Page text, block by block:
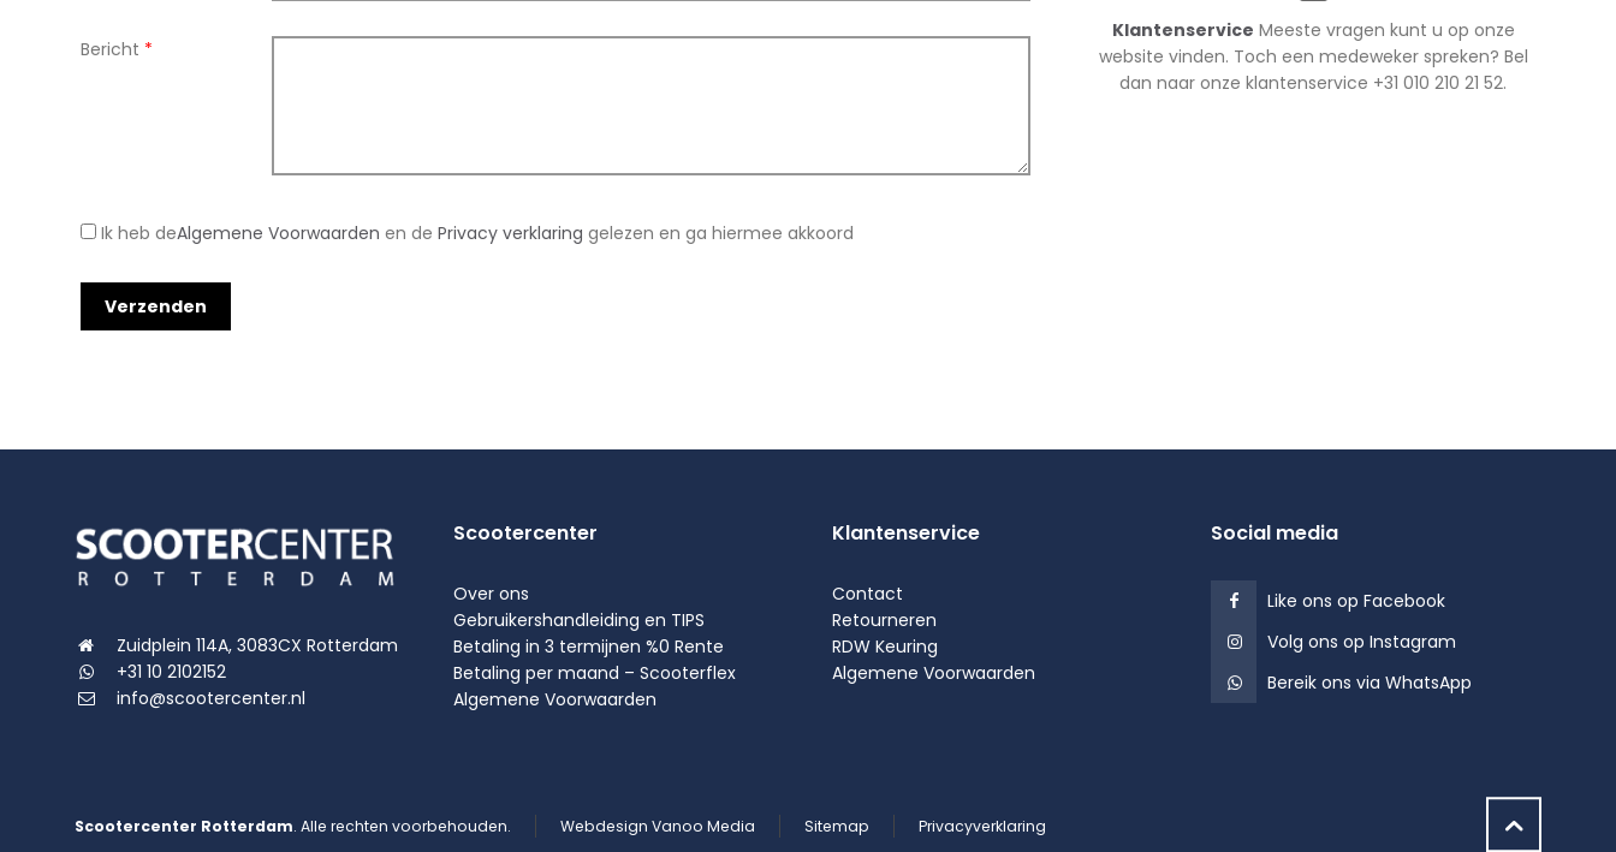
Bericht *
Ik heb deAlgemene Voorwaarden en de Privacy verklaring gelezen en ga hiermee akkoord
Klantenservice Meeste vragen kunt u op onze
website vinden. Toch een medeweker spreken? Bel
dan naar onze klantenservice +31 010 210 21 52.
Zuidplein 114A, 3083CX Rotterdam
+31 10 2102152
info@scootercenter.nl
Scootercenter
Over ons
Gebruikershandleiding en TIPS
Betaling in 3 termijnen %0 Rente
Betaling per maand – Scooterflex
Algemene Voorwaarden
Klantenservice
Contact
Retourneren
RDW Keuring
Algemene Voorwaarden
Social media
Like ons op Facebook
Volg ons op Instagram
Bereik ons via WhatsApp
Scootercenter Rotterdam. Alle rechten voorbehouden. Webdesign Vanoo Media Sitemap Privacyverklaring